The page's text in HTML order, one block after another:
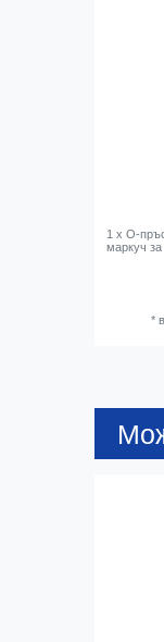
1 x О-
маркуч
*